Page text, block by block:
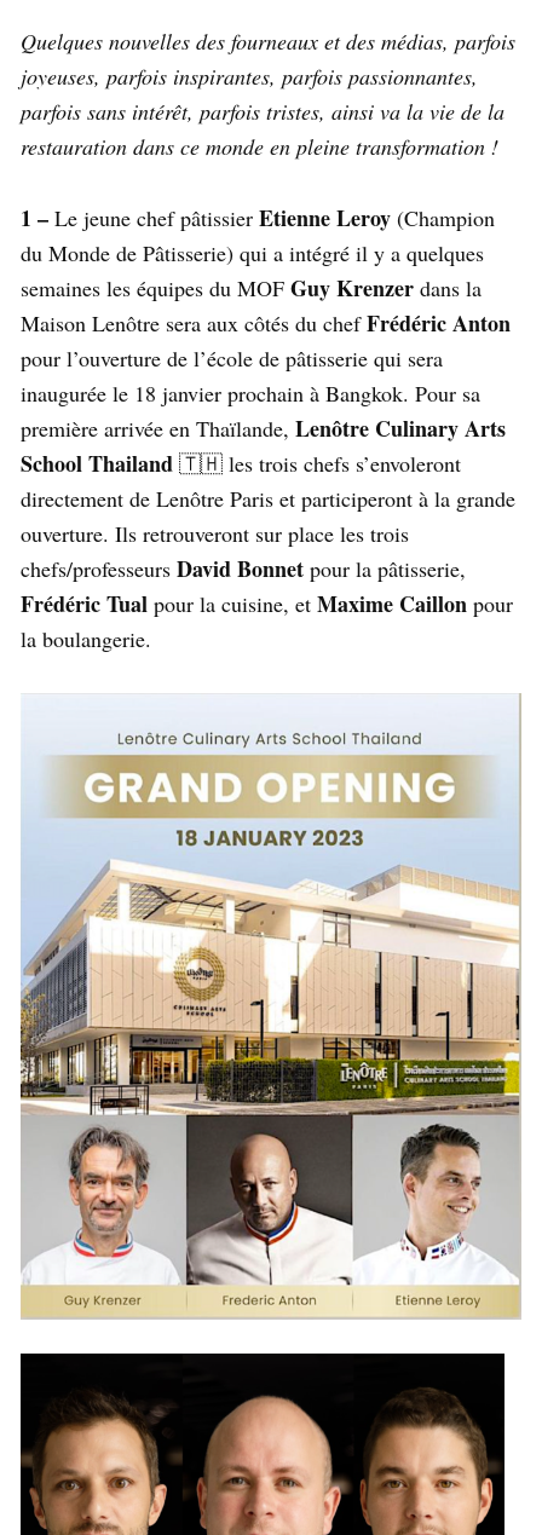
Quelques nouvelles des fourneaux et des médias, parfois
joyeuses, parfois inspirantes, parfois passionnantes,
parfois sans intérêt, parfois tristes, ainsi va la vie de la
restauration dans ce monde en pleine transformation !
1 – Le jeune chef pâtissier Etienne Leroy (Champion
du Monde de Pâtisserie) qui a intégré il y a quelques
semaines les équipes du MOF Guy Krenzer dans la
Maison Lenôtre sera aux côtés du chefFrédéric Anton
pour l’ouverture de l’école de pâtisserie qui sera
inaugurée le 18 janvier prochain à Bangkok. Pour sa
première arrivée en Thaïlande, Lenôtre Culinary Arts
School Thailand 🇹🇭 les trois chefs s’envoleront
directement de Lenôtre Paris et participeront à la grande
ouverture. Ils retrouveront sur place les trois
chefs/professeurs David Bonnet pour la pâtisserie,
Frédéric Tual pour la cuisine, et Maxime Caillon pour
la boulangerie.